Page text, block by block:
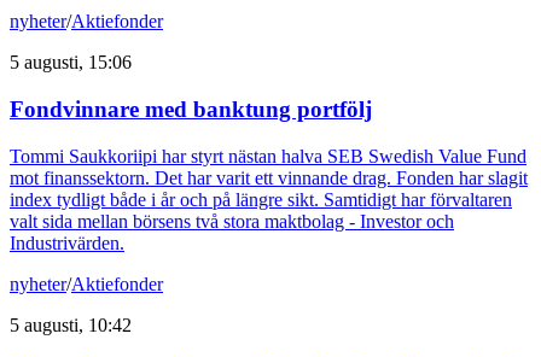
nyheter/Aktiefonder
5 augusti, 15:06
Fondvinnare med banktung portfölj
Tommi Saukkoriipi har styrt nästan halva SEB Swedish Value Fund
mot finanssektorn. Det har varit ett vinnande drag. Fonden har slagit
index tydligt både i år och på längre sikt. Samtidigt har förvaltaren
valt sida mellan börsens två stora maktbolag - Investor och
Industrivärden.
nyheter/Aktiefonder
5 augusti, 10:42